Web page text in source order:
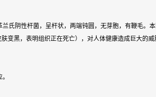
革兰氏阴性杆菌，呈杆状，两端钝圆，无芽胞，有鞭
黑，表明组织正在死亡），对人体健康造成巨大的